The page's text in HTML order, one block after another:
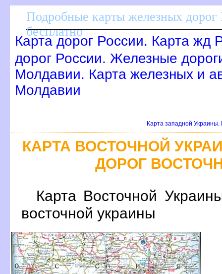
Подробные карты железных дорог
есплатно
Карта дорог России. Карта жд
дорог России. Железные
Молдавии. Карта железных и
Молдавии
Карта западной
КАРТА ВОСТОЧНОЙ
ДОРОГ
Карта Восточной
осточной украины